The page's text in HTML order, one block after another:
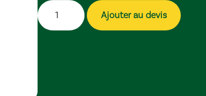
Ajouter au devis